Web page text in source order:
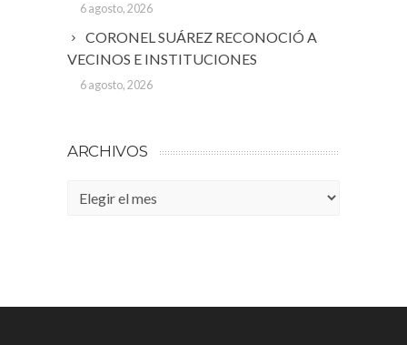
6 agosto, 2026
CORONEL SUÁREZ RECONOCIÓ A
VECINOS E INSTITUCIONES
6 agosto, 2026
ARCHIVOS
Archivos